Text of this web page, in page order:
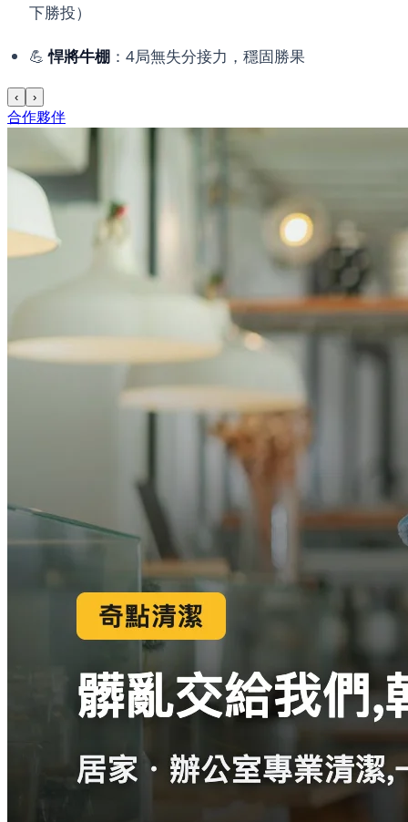
下勝投）
💪悍將牛棚 ：4局無失分接力，穩固勝果
‹ ›
合作夥伴